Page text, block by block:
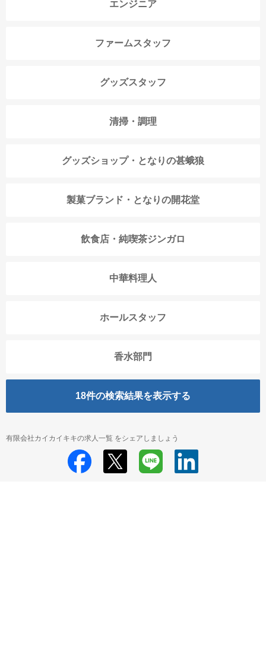
エンジニア
ファームスタッフ
グッズスタッフ
清掃・調理
グッズショップ・となりの甚蛾狼
製菓ブランド・となりの開花堂
飲食店・純喫茶ジンガロ
中華料理人
ホールスタッフ
香水部門
18件の検索結果を表示する
有限会社カイカイキキの求人一覧 をシェアしましょう